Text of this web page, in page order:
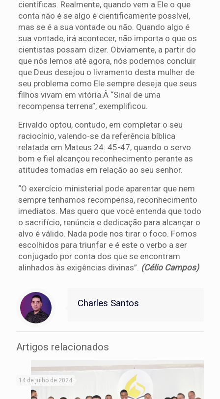
científicas. Realmente, quando vem a Ele o que
conta não é se algo é cientificamente possível,
mas se é a sua vontade ou não. Quando algo é
sua vontade, irá acontecer, não importa o que os
cientistas possam dizer. Obviamente, a partir do
que nós lemos até agora, nós podemos concluir
que Deus desejou o livramento desta mulher de
seu problema como Ele sempre deseja que seus
filhos vivam em vitória.Â “Sinal de uma
recompensa terrena”, exemplificou.
Erivaldo optou, contudo, em completar o seu
raciocínio, valendo-se da referência bíblica
relatada em Mateus 24: 45-47, quando o servo
bom e fiel alcançou reconhecimento perante as
atitudes tomadas em relação ao seu senhor.
“O exercício ministerial pode aparentar que nem
sempre tenhamos recompensa, reconhecimento
imediatos. Mas quero que você entenda que todo
o sacrifício, renúncia e dedicação para alcançar o
alvo é válido. Nada pode nos tirar o foco. Fomos
escolhidos para triunfar e é este o verbo a ser
conjugado por conta dos que se encontram
alinhados às exigências divinas”. (Célio Campos)
Charles Santos
Artigos relacionados
14 de julho de 2024